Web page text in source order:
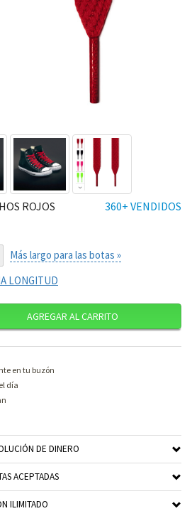
360+ VENDIDOS
ROJOS
Más largo para las botas »
LONGITUD
AGREGAR AL CARRITO
en tu buzón
día
DE DINERO
ACEPTADAS
ILIMITADO